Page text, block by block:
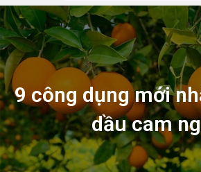
9 công dụng mới
dầu cam